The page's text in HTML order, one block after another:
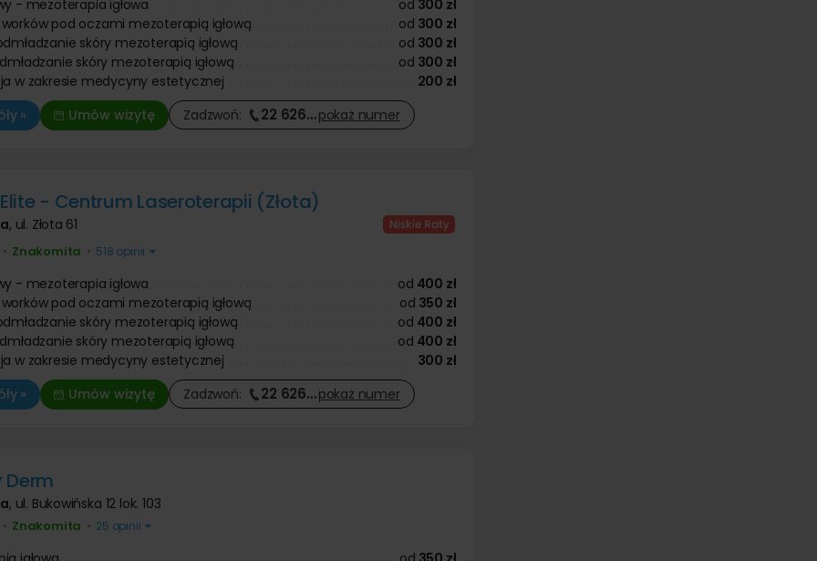
- mezoterapia igłowa od 300 zł
pod oczami mezoterapią igłową
od 300 zł
skóry mezoterapią igłową
od 300 zł
skóry mezoterapią igłową
od 300 zł
w zakresie medycyny estetycznej
200 zł
»
Umów wizytę Zadzwoń: 22 626…pokaż numer
- Centrum Laseroterapii (Złota)
, ul. Złota 61
• Znakomita • 518 opinii
- mezoterapia igłowa od 400 zł
pod oczami mezoterapią igłową
od 350 zł
skóry mezoterapią igłową
od 400 zł
skóry mezoterapią igłową
od 400 zł
w zakresie medycyny estetycznej
300 zł
»
Umów wizytę Zadzwoń: 22 626…pokaż numer
Derm
, ul. Bukowińska 12 lok. 103
• Znakomita • 25 opinii